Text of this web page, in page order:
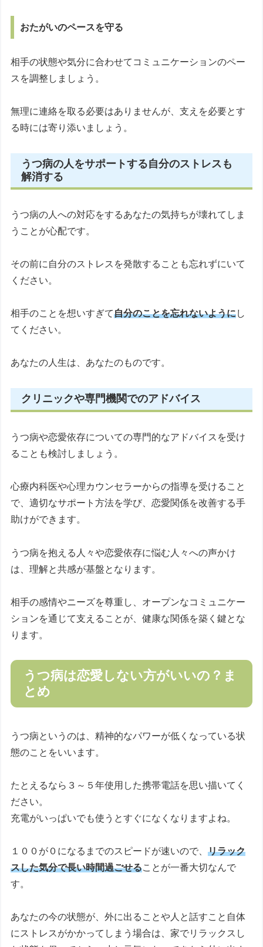
おたがいのペースを守る
相手の状態や気分に合わせてコミュニケーションのペー
スを調整しましょう。
無理に連絡を取る必要はありませんが、支えを必要とす
る時には寄り添いましょう。
うつ病の人をサポートする自分のストレスも
解消する
うつ病の人への対応をするあなたの気持ちが壊れてしま
うことが心配です。
その前に自分のストレスを発散することも忘れずにいて
ください。
相手のことを想いすぎて自分のことを忘れないようにし
てください。
あなたの人生は、あなたのものです。
クリニックや専門機関でのアドバイス
うつ病や恋愛依存についての専門的なアドバイスを受け
ることも検討しましょう。
心療内科医や心理カウンセラーからの指導を受けること
で、適切なサポート方法を学び、恋愛関係を改善する手
助けができます。
うつ病を抱える人々や恋愛依存に悩む人々への声かけ
は、理解と共感が基盤となります。
相手の感情やニーズを尊重し、オープンなコミュニケー
ションを通じて支えることが、健康な関係を築く鍵とな
ります。
うつ病は恋愛しない方がいいの？ま
とめ
うつ病というのは、精神的なパワーが低くなっている状
態のことをいいます。
たとえるなら３～５年使用した携帯電話を思い描いてく
ださい。
充電がいっぱいでも使うとすぐになくなりますよね。
１００が０になるまでのスピードが速いので、リラック
スした気分で長い時間過ごせることが一番大切なんで
す。
あなたの今の状態が、外に出ることや人と話すこと自体
にストレスがかかってしまう場合は、家でリラックスし